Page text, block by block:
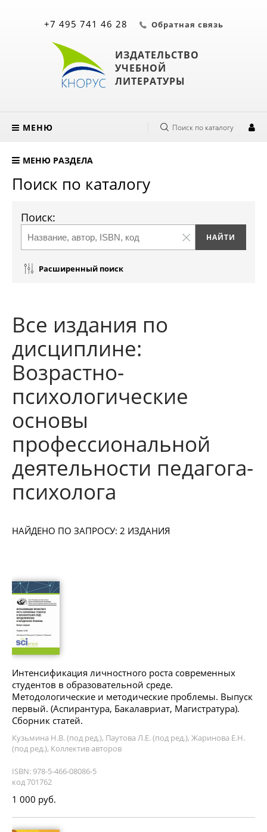
ИЗДАТЕЛЬСТВО
УЧЕБНОЙ
ЛИТЕРАТУРЫ
+7 495 741 46 28 Обратная связь
МЕНЮ Поиск по каталогу
МЕНЮ РАЗДЕЛА
Поиск по каталогу
Поиск:
Расширенный поиск
Все издания по
дисциплине:
Возрастно-
психологические
основы
профессиональной
деятельности педагога-
психолога
НАЙДЕНО ПО ЗАПРОСУ: 2 ИЗДАНИЯ
Интенсификация личностного роста современных
студентов в образовательной среде.
Методологические и методические проблемы. Выпуск
первый. (Аспирантура, Бакалавриат, Магистратура).
Сборник статей.
Кузьмина Н.В. (под ред.), Паутова Л.Е. (под ред.), Жаринова Е.Н.
(под ред.), Коллектив авторов
ISBN: 978-5-466-08086-5
код 701762
1 000 руб.